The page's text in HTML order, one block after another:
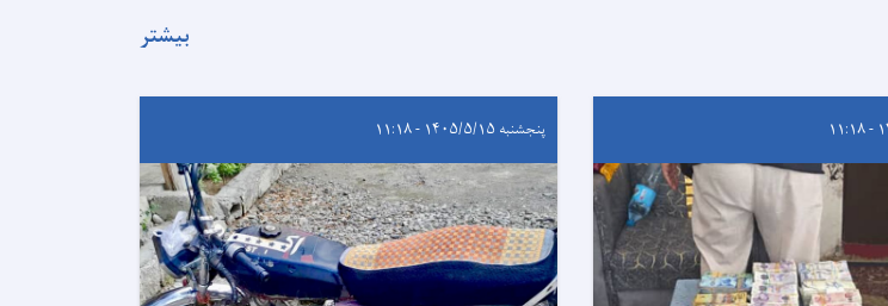
بیشتر
پنجشنبه ۱۴۰۵/۵/۱۵ - ۱۱:۱۸